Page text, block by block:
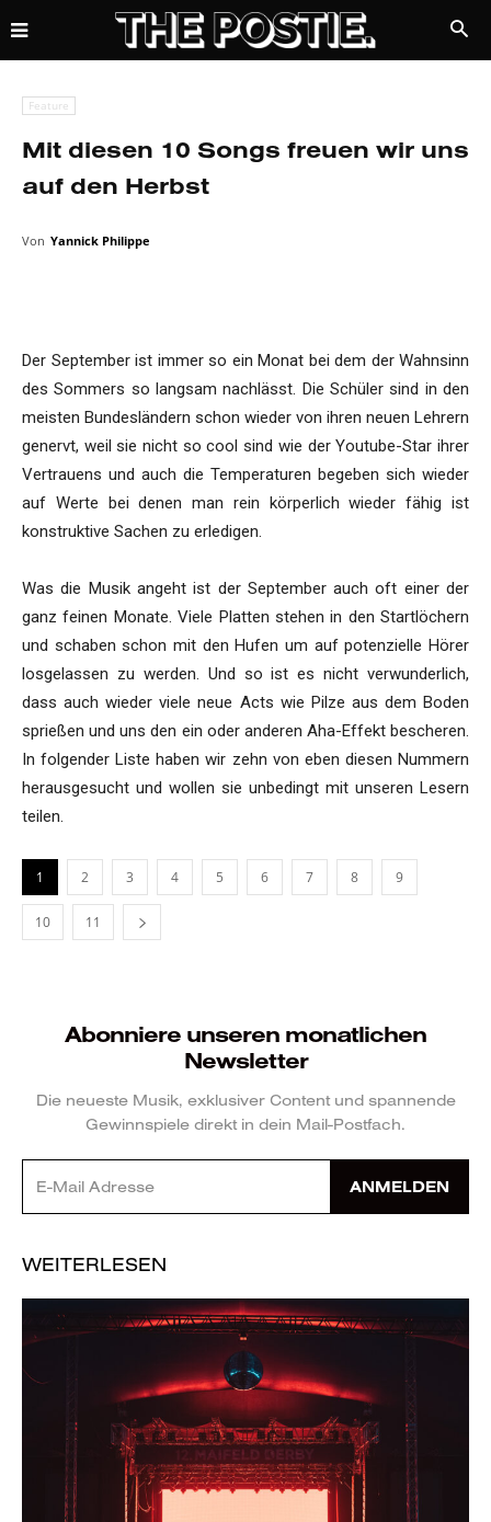
Feature
Mit diesen 10 Songs freuen wir uns
auf den Herbst
Von Yannick Philippe
Der September ist immer so ein Monat bei dem der Wahnsinn
des Sommers so langsam nachlässt. Die Schüler sind in den
meisten Bundesländern schon wieder von ihren neuen Lehrern
genervt, weil sie nicht so cool sind wie der Youtube-Star ihrer
Vertrauens und auch die Temperaturen begeben sich wieder
auf Werte bei denen man rein körperlich wieder fähig ist
konstruktive Sachen zu erledigen.
Was die Musik angeht ist der September auch oft einer der
ganz feinen Monate. Viele Platten stehen in den Startlöchern
und schaben schon mit den Hufen um auf potenzielle Hörer
losgelassen zu werden. Und so ist es nicht verwunderlich,
dass auch wieder viele neue Acts wie Pilze aus dem Boden
sprießen und uns den ein oder anderen Aha-Effekt bescheren.
In folgender Liste haben wir zehn von eben diesen Nummern
herausgesucht und wollen sie unbedingt mit unseren Lesern
teilen.
1 2 3 4 5 6 7 8 9
10 11
Abonniere unseren monatlichen
Newsletter
Die neueste Musik, exklusiver Content und spannende
Gewinnspiele direkt in dein Mail-Postfach.
ANMELDEN
WEITERLESEN